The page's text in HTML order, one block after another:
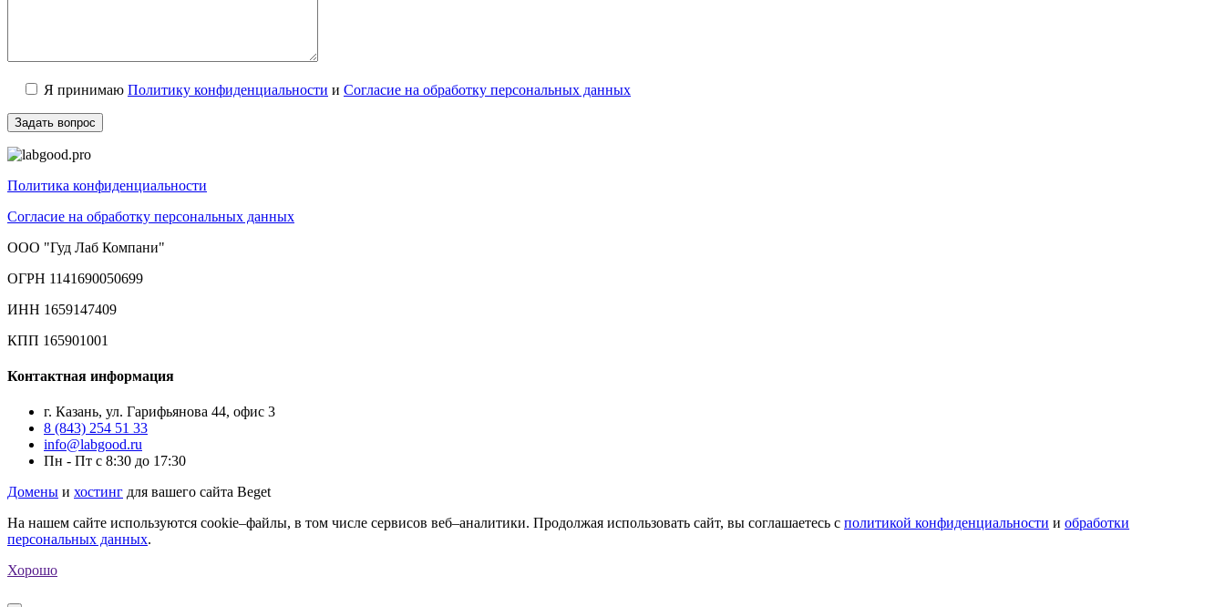
Я принимаю Политику конфиденциальности и Согласие на обработку персональных данных
Политика конфиденциальности
Согласие на обработку персональных данных
ООО "Гуд Лаб Компани"
ОГРН 1141690050699
ИНН 1659147409
КПП 165901001
Контактная информация
г. Казань, ул. Гарифьянова 44, офис 3
8 (843) 254 51 33
info@labgood.ru
Пн - Пт с 8:30 до 17:30
Домены и хостинг для вашего сайта Beget
На нашем сайте используются cookie–файлы, в том числе сервисов веб–аналитики. Продолжая использовать сайт, вы соглашаетесь с политикой конфиденциальности и обработки
персональных данных.
Хорошо